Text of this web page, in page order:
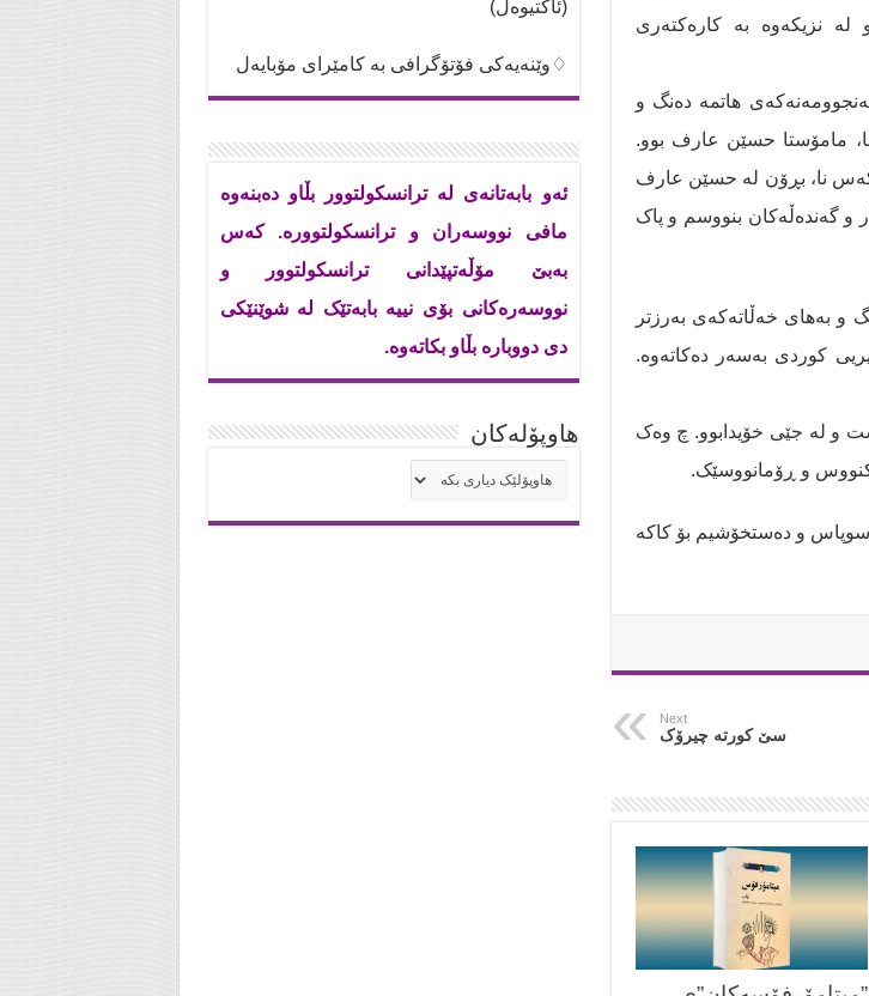
نزیکەوە بە کارەکتەری
هاتمە دەنگ و
مامۆستا حسێن عارف بوو.
کەس نا، بڕۆن لە حسێن عارف
و گەندەڵەکان بنووسم و پاک
بەهای خەڵاتەکەی بەرزتر
کوردی بەسەر دەکاتەوە.
و لە جێی خۆیدابوو. چ وەک
و ڕۆمانووسێک.
سوپاس و دەستخۆشیم بۆ کاکە
Next
سێ کورتە چیرۆک
(ئاکتیوەڵ)
♢وێنەیەکی فۆتۆگرافی بە کامێرای مۆبایەل
ئەو بابەتانەی لە ترانسکولتوور بڵاو دەبنەوە
مافی نووسەران و ترانسکولتوورە. کەس
بەبێ مۆڵەتپێدانی ترانسکولتوور و
نووسەرەکانی بۆی نییە بابەتێک لە شوێنێکی
دی دووبارە بڵاو بکاتەوە.
هاوپۆله‌كان
هاوپۆله‌كان